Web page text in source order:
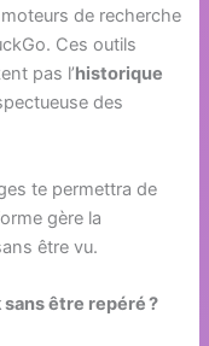
de recherche
Ces outils
pas l’historique
des
te permettra de
gère la
être vu.
être repéré ?